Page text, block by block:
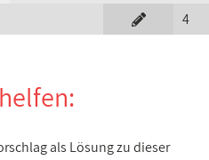
4
als Lösung zu dieser